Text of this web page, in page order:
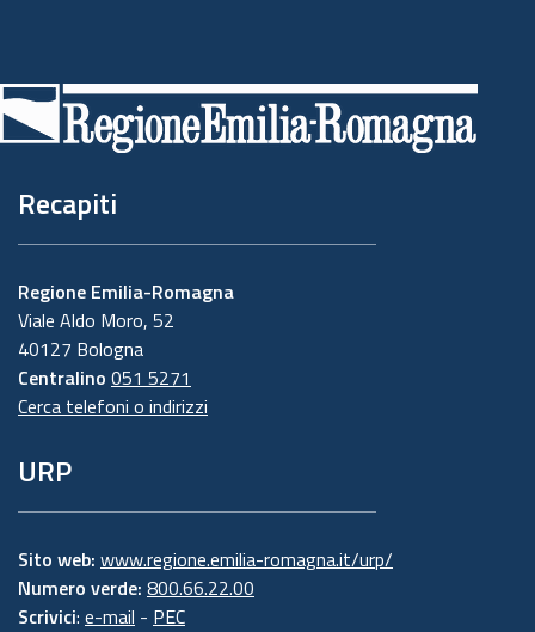
di
pagina
Recapiti
Regione Emilia-Romagna
Viale Aldo Moro, 52
40127 Bologna
Centralino 051 5271
Cerca telefoni o indirizzi
URP
Sito web: www.regione.emilia-romagna.it/urp/
Numero verde: 800.66.22.00
Scrivici: e-mail - PEC